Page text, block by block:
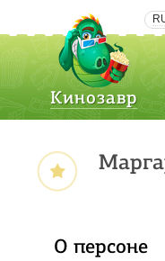
Кинозавр
О персоне